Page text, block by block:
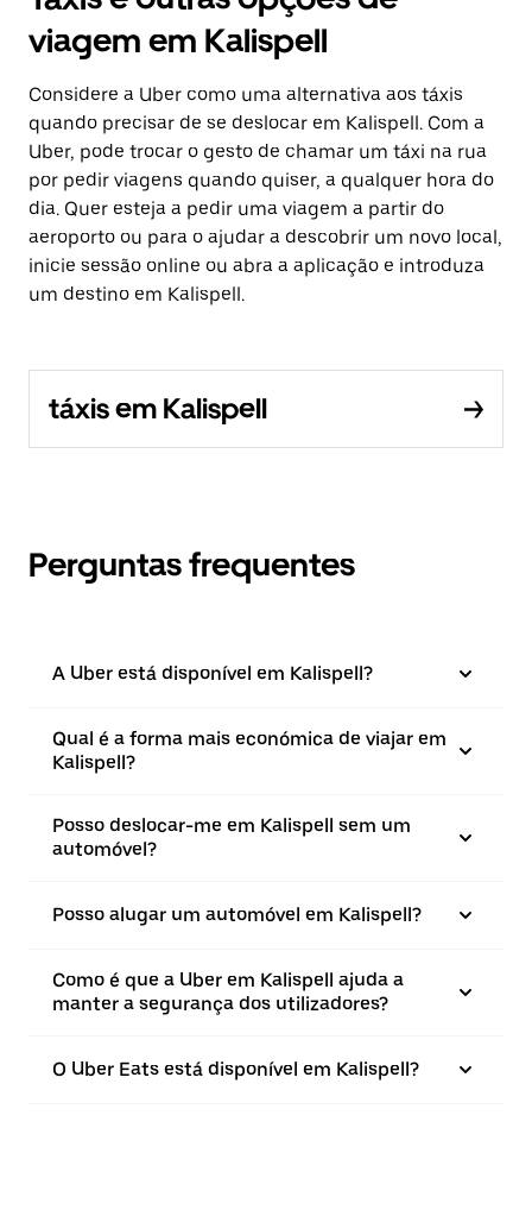
viagem em Kalispell
Considere a Uber como uma alternativa aos táxis
quando precisar de se deslocar em Kalispell. Com a
Uber, pode trocar o gesto de chamar um táxi na rua
por pedir viagens quando quiser, a qualquer hora do
dia. Quer esteja a pedir uma viagem a partir do
aeroporto ou para o ajudar a descobrir um novo local,
inicie sessão online ou abra a aplicação e introduza
um destino em Kalispell.
táxis em Kalispell
Perguntas frequentes
A Uber está disponível em Kalispell?
Qual é a forma mais económica de viajar em
Kalispell?
Posso deslocar-me em Kalispell sem um
automóvel?
Posso alugar um automóvel em Kalispell?
Como é que a Uber em Kalispell ajuda a
manter a segurança dos utilizadores?
O Uber Eats está disponível em Kalispell?